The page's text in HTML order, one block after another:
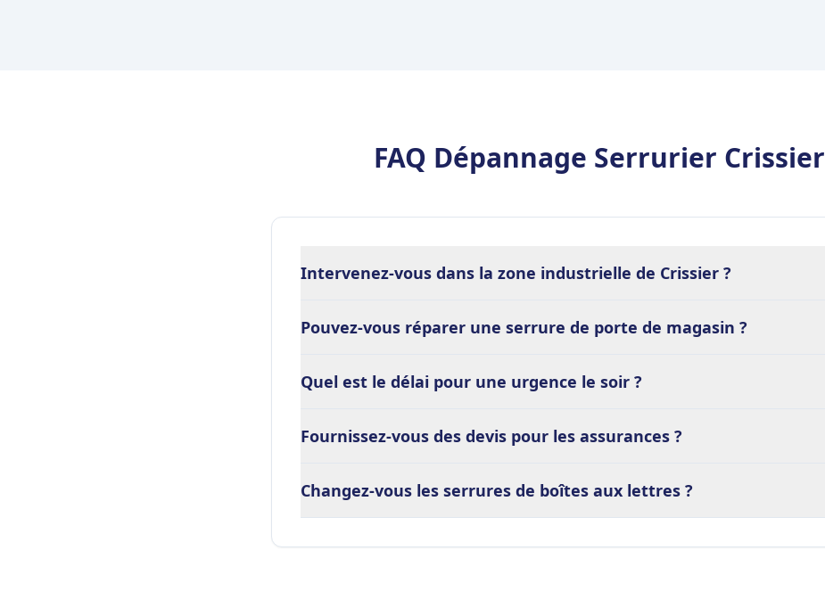
FAQ Dépannage Serrurier Crissier
Intervenez-vous dans la zone industrielle de Crissier ?
Pouvez-vous réparer une serrure de porte de magasin ?
Quel est le délai pour une urgence le soir ?
Fournissez-vous des devis pour les assurances ?
Changez-vous les serrures de boîtes aux lettres ?